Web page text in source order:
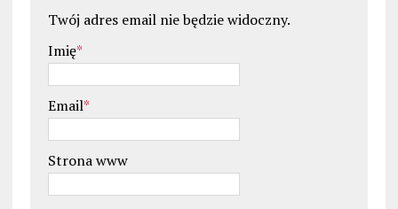
Twój adres email nie będzie widoczny.
Imię*
Email*
Strona www